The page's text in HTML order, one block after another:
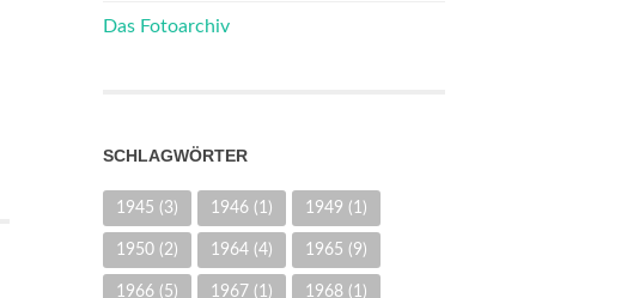
Das Fotoarchiv
SCHLAGWÖRTER
1945 (3) 1946 (1) 1949 (1)
1950 (2) 1964 (4) 1965 (9)
1966 (5) 1967 (1) 1968 (1)